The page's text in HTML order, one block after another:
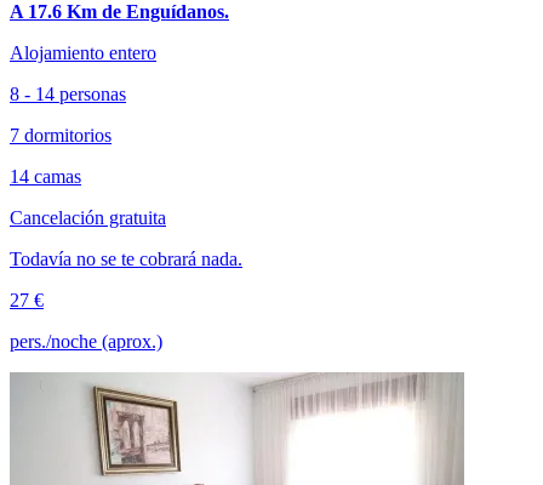
A 17.6 Km de Enguídanos.
Alojamiento entero
8 - 14 personas
7 dormitorios
14 camas
Cancelación gratuita
Todavía no se te cobrará nada.
27 €
pers./noche (aprox.)